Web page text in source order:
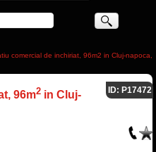
comercial de inchiriat, 96m2 in Cluj-napoca,
96m2in Cluj-
ID: P17472